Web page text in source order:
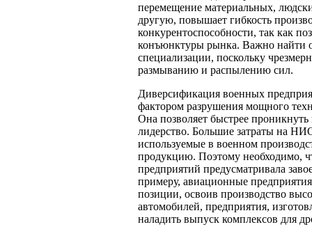
перемещение материальных,
другую, повышает гибкость
конкурентоспособности, так как
конъюнктуры рынка. Важно найти
специализации, поскольку
размыванию и распылению сил.
Диверсификация военных
фактором разрушения мощного
Она позволяет быстрее
лидерство. Большие затраты на
используемые в военном
продукцию. Поэтому необходимо,
предприятий предусматривала
примеру, авиационные
позиции, освоив производство
автомобилей, предприятия,
наладить выпуск комплексов для